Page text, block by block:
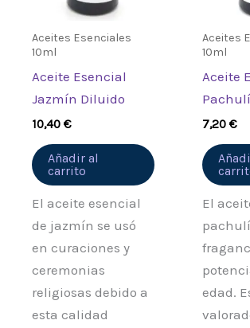
Aceites Esenciales
10ml
Aceite Esencial
Jazmín Diluido
10,40€
Añadir al
carrito
El aceite esencial
de jazmín se usó
en curaciones y
ceremonias
religiosas debido a
esta calidad
Aceites
10ml
Aceite
Pachulí
7,20€
El
edad.